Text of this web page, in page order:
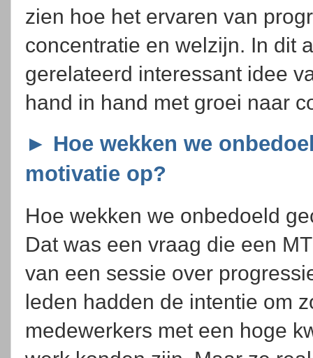
zien hoe het ervaren van
concentratie en welzijn. In dit
gerelateerd interessant idee
hand in hand met groei naar
► Hoe wekken we
motivatie op?
Hoe wekken we onbedoeld
Dat was een vraag die een
van een sessie over
leden hadden de intentie om
medewerkers met een hoge